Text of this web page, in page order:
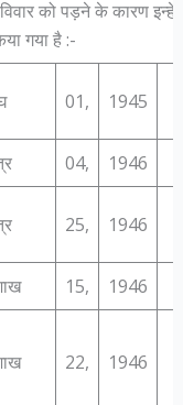
को पड़ने के कारण इन्‍हें
गया है :-
01, 1945
04, 1946
25, 1946
15, 1946
22, 1946